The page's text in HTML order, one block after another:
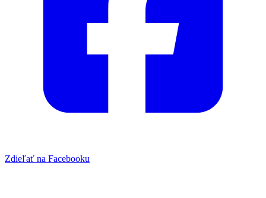
Zdieľať na Facebooku